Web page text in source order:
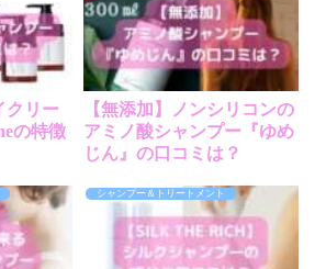
クリー
の特徴
【無添加】ノンシリコンの
アミノ酸シャンプー『ゆめ
じん』の口コミは？
シャンプー＆トリートメント